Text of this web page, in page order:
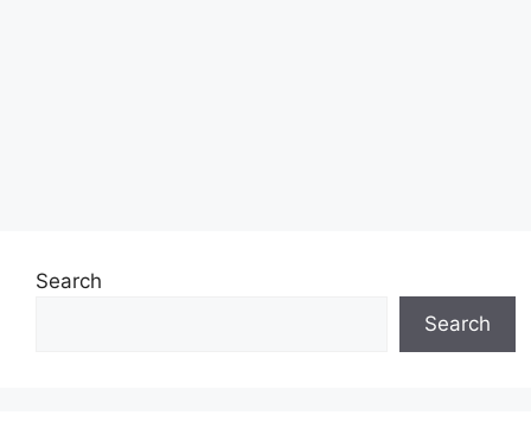
Search
Search